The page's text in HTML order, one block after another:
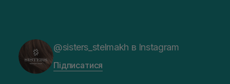
@sisters_stelmakh в Instagram
Підписатися